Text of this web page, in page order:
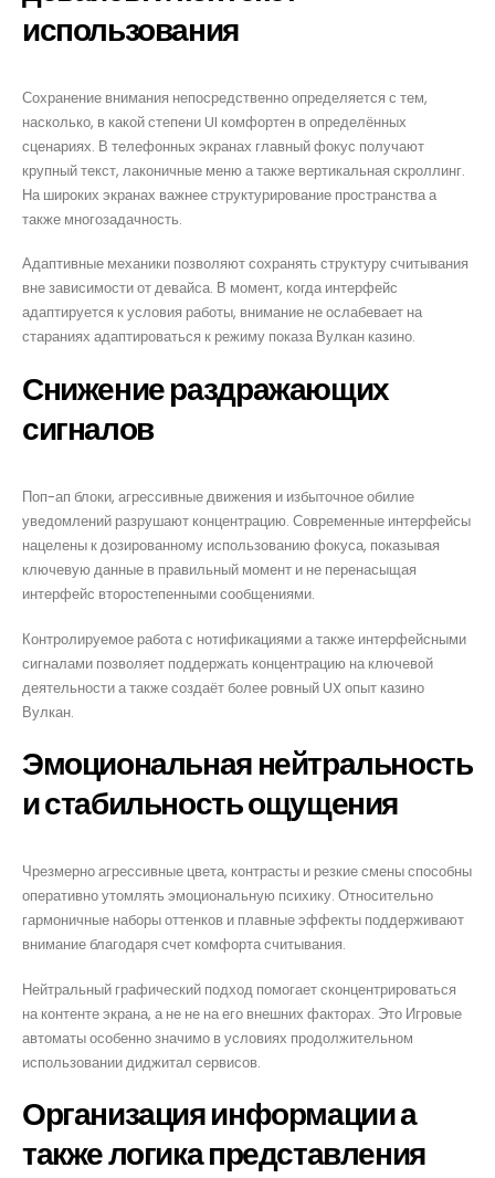
использования
Сохранение внимания непосредственно определяется с тем,
насколько, в какой степени UI комфортен в определённых
сценариях. В телефонных экранах главный фокус получают
крупный текст, лаконичные меню а также вертикальная скроллинг.
На широких экранах важнее структурирование пространства а
также многозадачность.
Адаптивные механики позволяют сохранять структуру считывания
вне зависимости от девайса. В момент, когда интерфейс
адаптируется к условия работы, внимание не ослабевает на
стараниях адаптироваться к режиму показа Вулкан казино.
Снижение раздражающих
сигналов
Поп-ап блоки, агрессивные движения и избыточное обилие
уведомлений разрушают концентрацию. Современные интерфейсы
нацелены к дозированному использованию фокуса, показывая
ключевую данные в правильный момент и не перенасыщая
интерфейс второстепенными сообщениями.
Контролируемое работа с нотификациями а также интерфейсными
сигналами позволяет поддержать концентрацию на ключевой
деятельности а также создаёт более ровный UX опыт казино
Вулкан.
Эмоциональная нейтральность
и стабильность ощущения
Чрезмерно агрессивные цвета, контрасты и резкие смены способны
оперативно утомлять эмоциональную психику. Относительно
гармоничные наборы оттенков и плавные эффекты поддерживают
внимание благодаря счет комфорта считывания.
Нейтральный графический подход помогает сконцентрироваться
на контенте экрана, а не не на его внешних факторах. Это Игровые
автоматы особенно значимо в условиях продолжительном
использовании диджитал сервисов.
Организация информации а
также логика представления